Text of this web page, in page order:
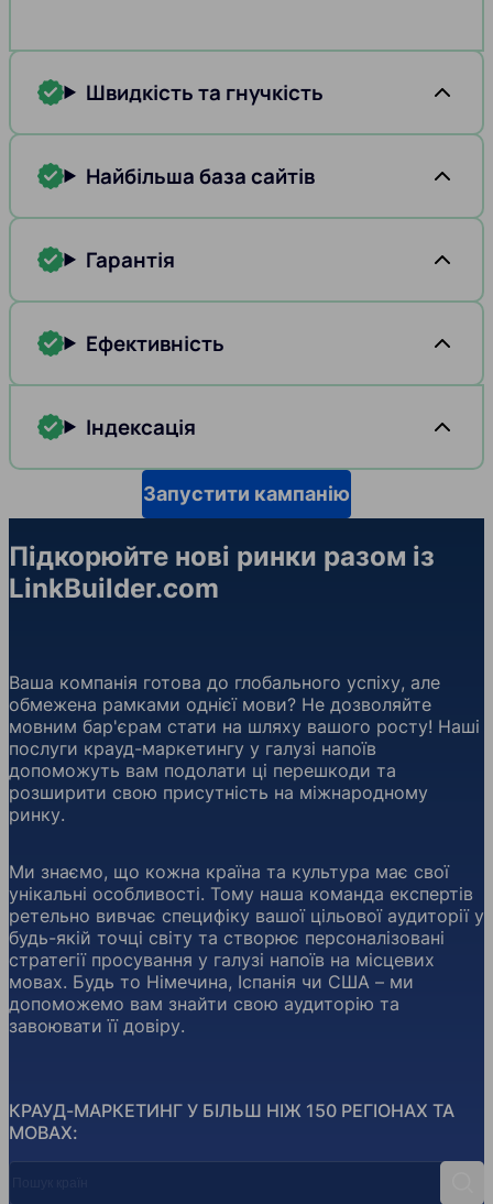
Швидкість та гнучкість
Найбільша база сайтів
Гарантія
Ефективність
Індексація
Запустити кампанію
Підкорюйте нові ринки разом із
LinkBuilder.com
КРАУД-МАРКЕТИНГ У БІЛЬШ НІЖ 150 РЕГІОНАХ ТА
МОВАХ:
Ваша компанія готова до глобального успіху, але
обмежена рамками однієї мови? Не дозволяйте
мовним бар'єрам стати на шляху вашого росту! Наші
послуги крауд-маркетингу у галузі напоїв
допоможуть вам подолати ці перешкоди та
розширити свою присутність на міжнародному
ринку.
Ми знаємо, що кожна країна та культура має свої
унікальні особливості. Тому наша команда експертів
ретельно вивчає специфіку вашої цільової аудиторії у
будь-якій точці світу та створює персоналізовані
стратегії просування у галузі напоїв на місцевих
мовах. Будь то Німечина, Іспанія чи США – ми
допоможемо вам знайти свою аудиторію та
завоювати її довіру.